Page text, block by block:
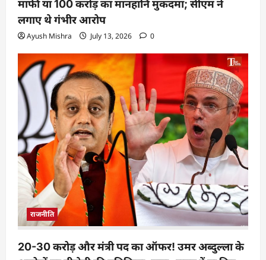
माफी या 100 करोड़ का मानहानि मुकदमा; सीएम ने
लगाए थे गंभीर आरोप
Ayush Mishra July 13, 2026 0
राजनीति
20-30 करोड़ और मंत्री पद का ऑफर! उमर अब्दुल्ला के